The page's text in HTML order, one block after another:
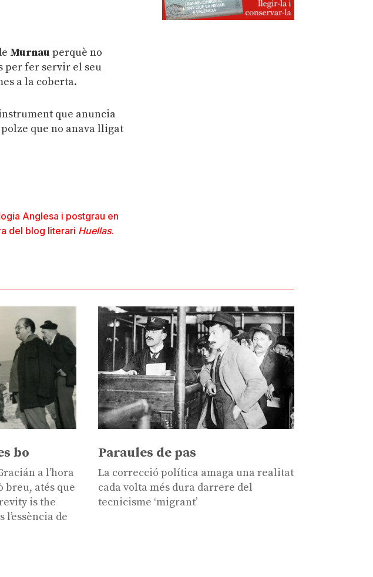
Murnau perquè no
per fer servir el seu
a la coberta.
que anuncia
que no anava lligat
Anglesa i postgrau en
del blog literari Huellas.
bo
a l’hora
breu, atés que
is the
de
Paraules de pas
La correcció política amaga una realitat
cada volta més dura darrere del
tecnicisme ‘migrant’